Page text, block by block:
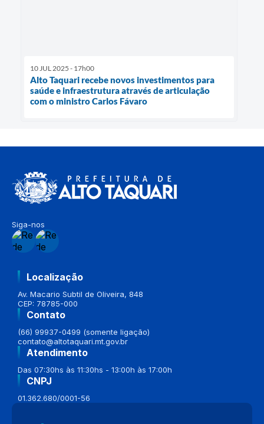
10 JUL 2025 - 17h00
Alto Taquari recebe novos investimentos para
saúde e infraestrutura através de articulação
com o ministro Carlos Fávaro
Siga-nos
Localização
Av. Macario Subtil de Oliveira, 848
CEP: 78785-000
Contato
(66) 99937-0499 (somente ligação)
contato@altotaquari.mt.gov.br
Atendimento
Das 07:30hs às 11:30hs - 13:00h às 17:00h
CNPJ
01.362.680/0001-56